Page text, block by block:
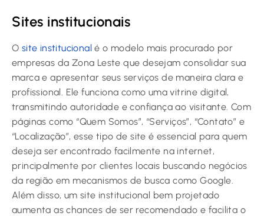
Sites institucionais
O site institucional é o modelo mais procurado por
empresas da Zona Leste que desejam consolidar sua
marca e apresentar seus serviços de maneira clara e
profissional. Ele funciona como uma vitrine digital,
transmitindo autoridade e confiança ao visitante. Com
páginas como “Quem Somos”, “Serviços”, “Contato” e
“Localização”, esse tipo de site é essencial para quem
deseja ser encontrado facilmente na internet,
principalmente por clientes locais buscando negócios
da região em mecanismos de busca como Google.
Além disso, um site institucional bem projetado
aumenta as chances de ser recomendado e facilita o